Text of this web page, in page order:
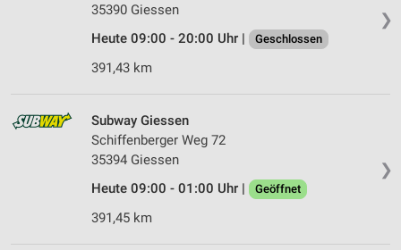
❯
35390 Giessen
Heute 09:00 - 20:00 Uhr |
Geschlossen
391,43 km
❯
Subway Giessen
Schiffenberger Weg 72
35394 Giessen
Heute 09:00 - 01:00 Uhr |
Geöffnet
391,45 km